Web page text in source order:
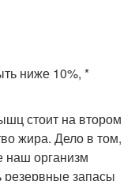
ниже 10%, *
стоит на втором
жира. Дело в том,
наш организм
резервные запасы